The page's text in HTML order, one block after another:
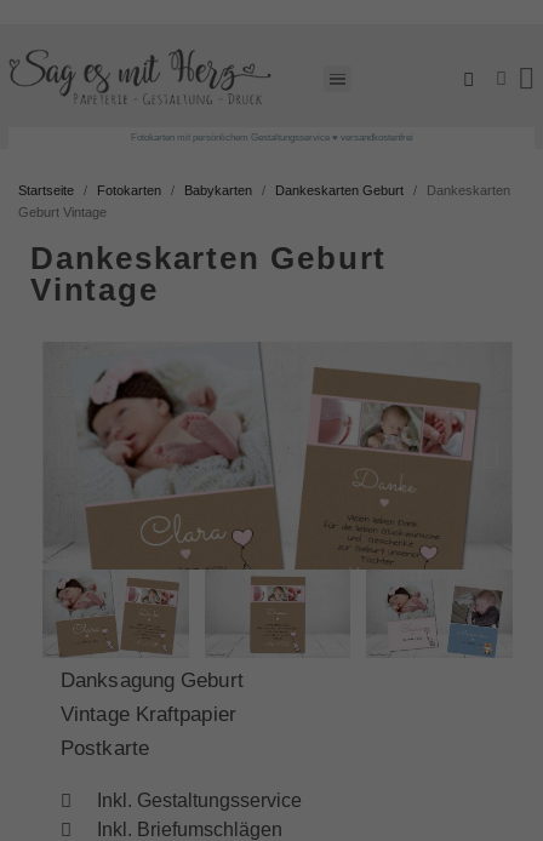
Fotokarten mit persönlichem Gestaltungsservice ♥ versandkostenfrei
Startseite Fotokarten Babykarten Dankeskarten Geburt
Dankeskarten
Geburt Vintage
Dankeskarten Geburt
Vintage
Danksagung Geburt
Vintage Kraftpapier
Postkarte
Inkl. Gestaltungsservice
Inkl. Briefumschlägen